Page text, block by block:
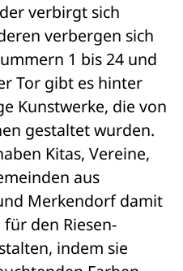
verbirgt sich
verbergen sich
1 bis 24 und
Tor gibt es hinter
Kunstwerke, die von
gestaltet wurden.
Kitas, Vereine,
aus
Merkendorf damit
den Riesen-
indem sie